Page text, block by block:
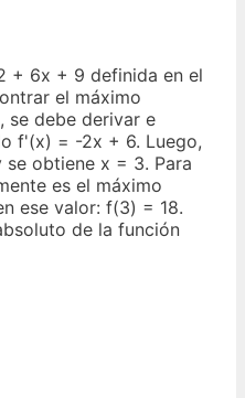
+ 6x + 9 definida en el
el máximo
se debe derivar e
f'(x) = -2x + 6. Luego,
se obtiene x = 3. Para
es el máximo
ese valor: f(3) = 18.
de la función